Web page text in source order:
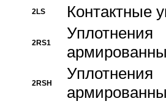
2LS Контактные
2RS1
2RSH